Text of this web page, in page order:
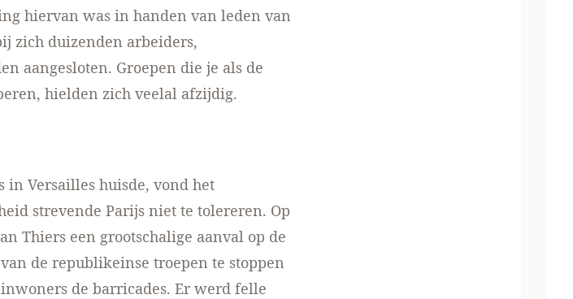
hiervan was in handen van leden van
zich duizenden arbeiders,
aangesloten. Groepen die je als de
hielden zich veelal afzijdig.
in Versailles huisde, vond het
strevende Parijs niet te tolereren. Op
Thiers een grootschalige aanval op de
de republikeinse troepen te stoppen
de barricades. Er werd felle